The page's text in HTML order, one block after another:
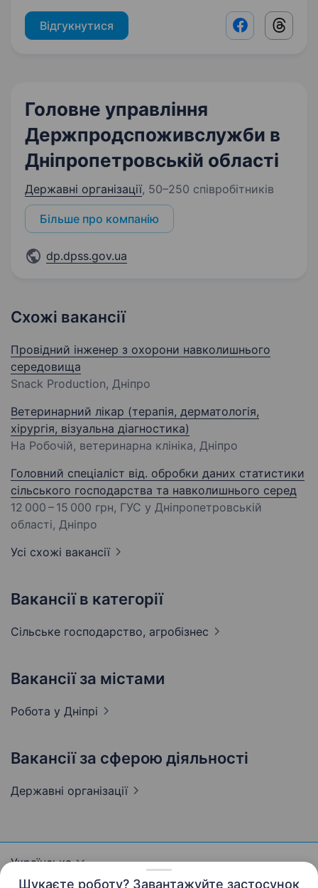
Шукаєте роботу? Завантажуйте застосунок
Відгукнутися Facebook
Головне управління
Держпродспоживслужби в
Дніпропетровській області
Державні організації, 50–250 співробітників
Більше про компанію
dp.dpss.gov.ua
Схожі вакансії
Провідний інженер з охорони навколишнього
середовища
Snack Production, Дніпро
Ветеринарний лікар (терапія, дерматологія,
хірургія, візуальна діагностика)
На Робочій, ветеринарна клініка, Дніпро
Головний спеціаліст від. обробки даних статистики
сільського господарства та навколишнього серед
12 000 – 15 000 грн, ГУС у Дніпропетровській
області, Дніпро
Усі схожі вакансії
Вакансії в категорії
Сільське господарство, агробізнес
Вакансії за містами
Робота у Дніпрі
Вакансії за сферою діяльності
Державні організації
Українська